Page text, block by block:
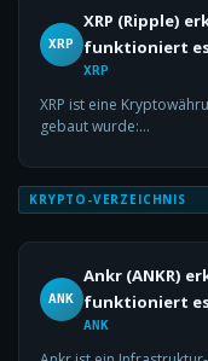
XRP
XRP (Ripple)
funktioniert
XRP
XRP ist eine
gebaut wurde:…
KRYPTO-VERZEICHNIS
ANK
Ankr (ANKR)
funktioniert
ANK